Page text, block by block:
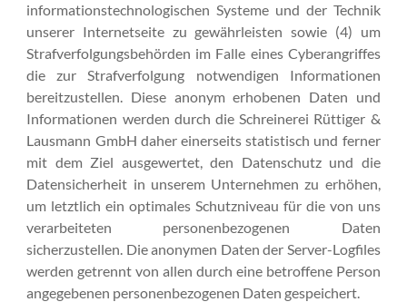
informationstechnologischen Systeme und der Technik
unserer Internetseite zu gewährleisten sowie (4) um
Strafverfolgungsbehörden im Falle eines Cyberangriffes
die zur Strafverfolgung notwendigen Informationen
bereitzustellen. Diese anonym erhobenen Daten und
Informationen werden durch die Schreinerei Rüttiger &
Lausmann GmbH daher einerseits statistisch und ferner
mit dem Ziel ausgewertet, den Datenschutz und die
Datensicherheit in unserem Unternehmen zu erhöhen,
um letztlich ein optimales Schutzniveau für die von uns
verarbeiteten personenbezogenen Daten
sicherzustellen. Die anonymen Daten der Server-Logfiles
werden getrennt von allen durch eine betroffene Person
angegebenen personenbezogenen Daten gespeichert.